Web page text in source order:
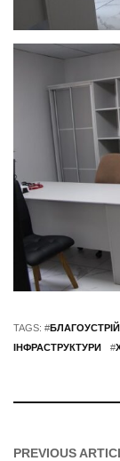
TAGS: #БЛАГОУСТРІЙ
ІНФРАСТРУКТУРИ
#
PREVIOUS